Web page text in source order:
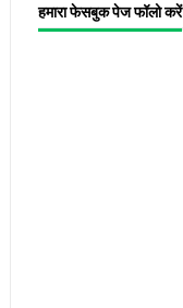
हमारा फेसबुक पेज फॉलो करें